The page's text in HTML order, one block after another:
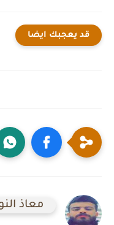
قد يعجبك ايضا
معاذ